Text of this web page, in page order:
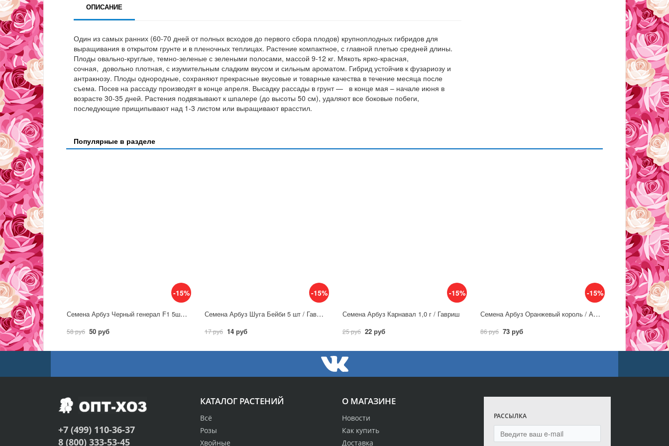
ОПИСАНИЕ
Один из самых ранних (60-70 дней от полных всходов до первого сбора плодов) крупноплодных гибридов для
выращивания в открытом грунте и в пленочных теплицах. Растение компактное, с главной плетью средней длины.
Плоды овально-круглые, темно-зеленые с зелеными полосами, массой 9-12 кг. Мякоть ярко-красная,
сочная, довольно плотная, с изумительным сладким вкусом и сильным ароматом. Гибрид устойчив к фузариозу и
антракнозу. Плоды однородные, сохраняют прекрасные вкусовые и товарные качества в течение месяца после
съема. Посев на рассаду производят в конце апреля. Высадку рассады в грунт — в конце мая – начале июня в
возрасте 30-35 дней. Растения подвязывают к шпалере (до высоты 50 см), удаляют все боковые побеги,
последующие прищипывают над 1-3 листом или выращивают врасстил.
Популярные в разделе
-15%
Семена Арбуз Черный генерал F1 5шт / Аэлита
58 руб 50 руб
-15%
Семена Арбуз Шуга Бейби 5 шт / Гавриш
17 руб 14 руб
-15%
Семена Арбуз Карнавал 1,0 г / Гавриш
25 руб 22 руб
-15%
Семена Арбуз Оранжевый король / Аэлита
86 руб 73 руб
О МАГАЗИНЕ
Новости
Как купить
Доставка
КАТАЛОГ РАСТЕНИЙ
Всё
Розы
Хвойные
РАССЫЛКА
+7 (499) 110-36-37
8 (800) 333-53-45